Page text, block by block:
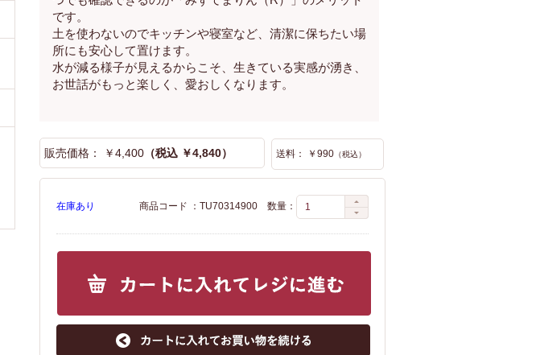
です。
土を使わないのでキッチンや寝室など、清潔に保ちたい場
所にも安心して置けます。
水が減る様子が見えるからこそ、生きている実感が湧き、
お世話がもっと楽しく、愛おしくなります。
販売価格： ￥4,400 （税込 ￥4,840） 送料： ￥990 （税込）
在庫あり 数量：
商品コード ：TU70314900